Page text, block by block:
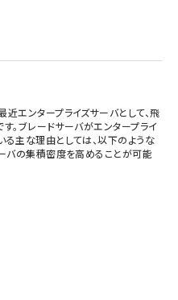
エンタープライズサーバとして、飛
。ブレードサーバがエンタープライ
主な理由としては、以下のような
バの集積密度を高めることが可能